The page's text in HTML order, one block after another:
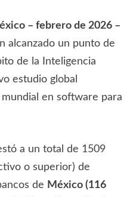
– febrero de 2026 –
alcanzado un punto de
de la Inteligencia
estudio global
en software para
a un total de 1509
o superior) de
de México (116